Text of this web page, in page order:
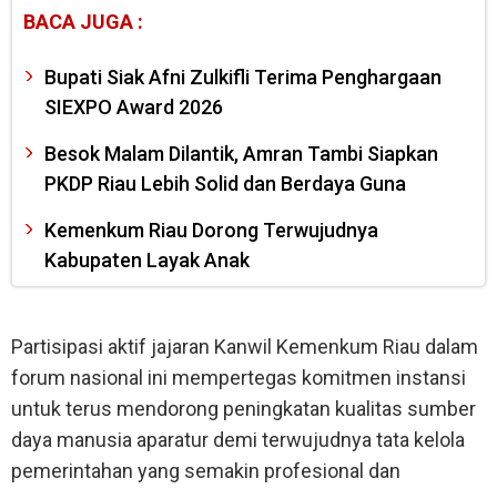
BACA JUGA :
Bupati Siak Afni Zulkifli Terima Penghargaan
SIEXPO Award 2026
Besok Malam Dilantik, Amran Tambi Siapkan
PKDP Riau Lebih Solid dan Berdaya Guna
Kemenkum Riau Dorong Terwujudnya
Kabupaten Layak Anak
Partisipasi aktif jajaran Kanwil Kemenkum Riau dalam
forum nasional ini mempertegas komitmen instansi
untuk terus mendorong peningkatan kualitas sumber
daya manusia aparatur demi terwujudnya tata kelola
pemerintahan yang semakin profesional dan